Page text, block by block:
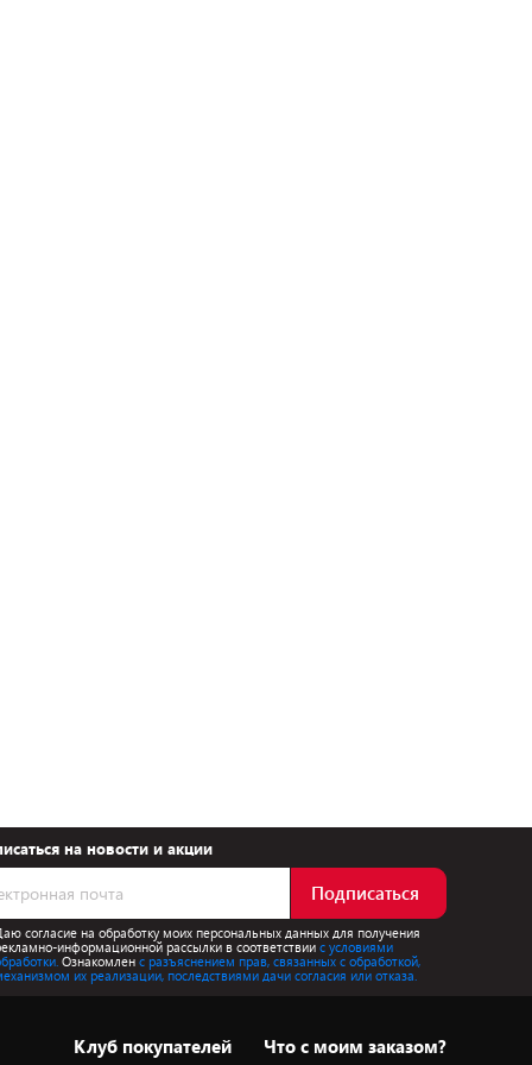
на новости и акции
Подписаться
согласие на обработку моих персональных данных для получения
информационной рассылки в соответствиис условиями
Ознакомлен с разъяснением прав, связанных с обработкой,
их реализации, последствиями дачи согласия или отказа.
Клуб покупателей Что с моим заказом?